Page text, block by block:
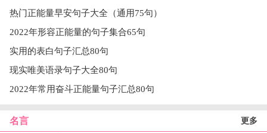
热门正能量早安句子大全（通用75句）
2022年形容正能量的句子集合65句
实用的表白句子汇总80句
现实唯美语录句子大全80句
2022年常用奋斗正能量句子汇总80句
名言 更多